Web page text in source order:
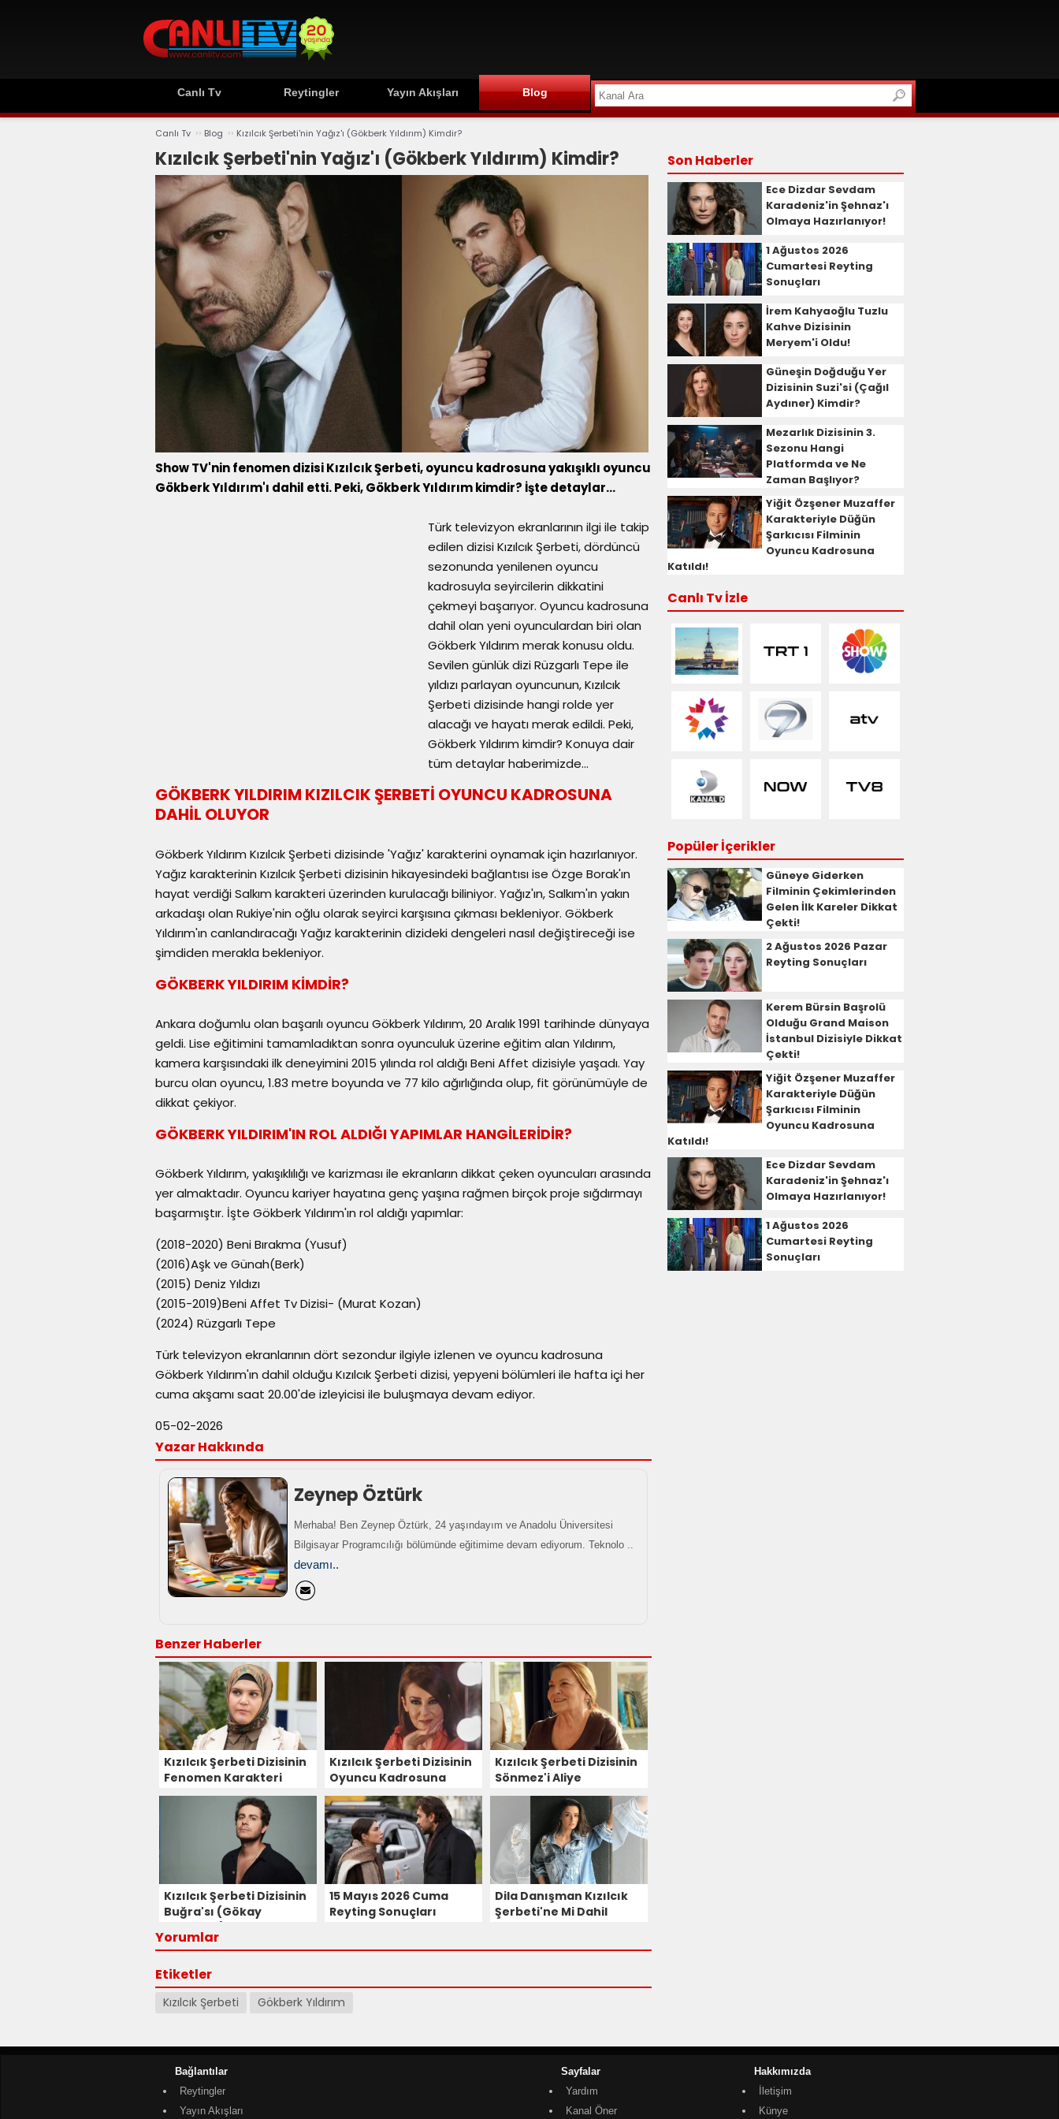
Canlı Tv Reytingler Yayın Akışları Blog
Canlı Tv ›› Blog ›› Kızılcık Şerbeti'nin Yağız'ı (Gökberk Yıldırım) Kimdir?
Kızılcık Şerbeti'nin Yağız'ı (Gökberk Yıldırım) Kimdir?
Show TV'nin fenomen dizisi Kızılcık Şerbeti, oyuncu kadrosuna yakışıklı oyuncu
Gökberk Yıldırım'ı dahil etti. Peki, Gökberk Yıldırım kimdir? İşte detaylar...
Türk televizyon ekranlarının ilgi ile takip
edilen dizisi Kızılcık Şerbeti, dördüncü
sezonunda yenilenen oyuncu
kadrosuyla seyircilerin dikkatini
çekmeyi başarıyor. Oyuncu kadrosuna
dahil olan yeni oyunculardan biri olan
Gökberk Yıldırım merak konusu oldu.
Sevilen günlük dizi Rüzgarlı Tepe ile
yıldızı parlayan oyuncunun, Kızılcık
Şerbeti dizisinde hangi rolde yer
alacağı ve hayatı merak edildi. Peki,
Gökberk Yıldırım kimdir? Konuya dair
tüm detaylar haberimizde...
GÖKBERK YILDIRIM KIZILCIK ŞERBETİ OYUNCU KADROSUNA
DAHİL OLUYOR
Gökberk Yıldırım Kızılcık Şerbeti dizisinde 'Yağız' karakterini oynamak için hazırlanıyor.
Yağız karakterinin Kızılcık Şerbeti dizisinin hikayesindeki bağlantısı ise Özge Borak'ın
hayat verdiği Salkım karakteri üzerinden kurulacağı biliniyor. Yağız'ın, Salkım'ın yakın
arkadaşı olan Rukiye'nin oğlu olarak seyirci karşısına çıkması bekleniyor. Gökberk
Yıldırım'ın canlandıracağı Yağız karakterinin dizideki dengeleri nasıl değiştireceği ise
şimdiden merakla bekleniyor.
GÖKBERK YILDIRIM KİMDİR?
Ankara doğumlu olan başarılı oyuncu Gökberk Yıldırım, 20 Aralık 1991 tarihinde dünyaya
geldi. Lise eğitimini tamamladıktan sonra oyunculuk üzerine eğitim alan Yıldırım,
kamera karşısındaki ilk deneyimini 2015 yılında rol aldığı Beni Affet dizisiyle yaşadı. Yay
burcu olan oyuncu, 1.83 metre boyunda ve 77 kilo ağırlığında olup, fit görünümüyle de
dikkat çekiyor.
GÖKBERK YILDIRIM'IN ROL ALDIĞI YAPIMLAR HANGİLERİDİR?
Gökberk Yıldırım, yakışıklılığı ve karizması ile ekranların dikkat çeken oyuncuları arasında
yer almaktadır. Oyuncu kariyer hayatına genç yaşına rağmen birçok proje sığdırmayı
başarmıştır. İşte Gökberk Yıldırım'ın rol aldığı yapımlar:
(2018-2020) Beni Bırakma (Yusuf)
(2016)Aşk ve Günah(Berk)
(2015) Deniz Yıldızı
(2015-2019)Beni Affet Tv Dizisi- (Murat Kozan)
(2024) Rüzgarlı Tepe
Türk televizyon ekranlarının dört sezondur ilgiyle izlenen ve oyuncu kadrosuna
Gökberk Yıldırım'ın dahil olduğu Kızılcık Şerbeti dizisi, yepyeni bölümleri ile hafta içi her
cuma akşamı saat 20.00'de izleyicisi ile buluşmaya devam ediyor.
05-02-2026
Yazar Hakkında
Zeynep Öztürk
Merhaba! Ben Zeynep Öztürk, 24 yaşındayım ve Anadolu Üniversitesi
Bilgisayar Programcılığı bölümünde eğitimime devam ediyorum. Teknolo ..
devamı..
Benzer Haberler
Kızılcık Şerbeti Dizisinin
Fenomen Karakteri
Nilay Hikayeye Veda
Kızılcık Şerbeti Dizisinin
Oyuncu Kadrosuna
Laçin Ceylan Devrim
Hala Karakteriyle
Katıldı!
Kızılcık Şerbeti Dizisinin
Sönmez'i Aliye
Uzunatağan Projeye
Kızılcık Şerbeti Dizisinin
Buğra'sı (Gökay
15 Mayıs 2026 Cuma
Reyting Sonuçları
Dila Danışman Kızılcık
Şerbeti'ne Mi Dahil
Yorumlar
Etiketler
Kızılcık Şerbeti Gökberk Yıldırım
Son Haberler
Ece Dizdar Sevdam
Karadeniz'in Şehnaz'ı
Olmaya Hazırlanıyor!
1 Ağustos 2026
Cumartesi Reyting
Sonuçları
İrem Kahyaoğlu Tuzlu
Kahve Dizisinin
Meryem'i Oldu!
Güneşin Doğduğu Yer
Dizisinin Suzi'si (Çağıl
Aydıner) Kimdir?
Mezarlık Dizisinin 3.
Sezonu Hangi
Platformda ve Ne
Zaman Başlıyor?
Yiğit Özşener Muzaffer
Karakteriyle Düğün
Şarkıcısı Filminin
Oyuncu Kadrosuna
Katıldı!
Canlı Tv İzle
Popüler İçerikler
Güneye Giderken
Filminin Çekimlerinden
Gelen İlk Kareler Dikkat
Çekti!
2 Ağustos 2026 Pazar
Reyting Sonuçları
Kerem Bürsin Başrolü
Olduğu Grand Maison
İstanbul Dizisiyle Dikkat
Çekti!
Yiğit Özşener Muzaffer
Karakteriyle Düğün
Şarkıcısı Filminin
Oyuncu Kadrosuna
Katıldı!
Ece Dizdar Sevdam
Karadeniz'in Şehnaz'ı
Olmaya Hazırlanıyor!
1 Ağustos 2026
Cumartesi Reyting
Sonuçları
Bağlantılar
Reytingler
Yayın Akışları
Sayfalar
Yardım
Kanal Öner
Hakkımızda
İletişim
Künye